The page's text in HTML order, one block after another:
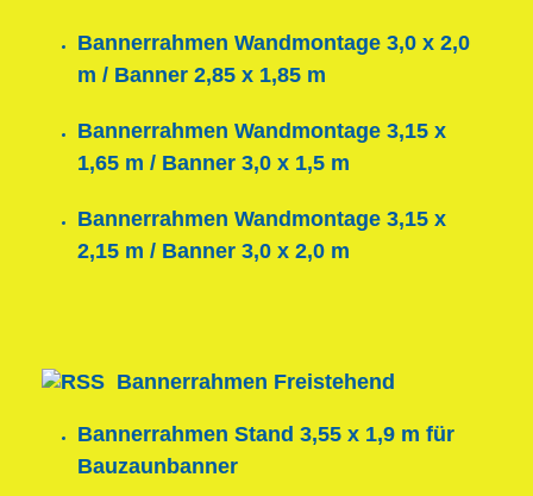
Bannerrahmen Wandmontage 3,0 x 2,0
m / Banner 2,85 x 1,85 m
Bannerrahmen Wandmontage 3,15 x
1,65 m / Banner 3,0 x 1,5 m
Bannerrahmen Wandmontage 3,15 x
2,15 m / Banner 3,0 x 2,0 m
Bannerrahmen Freistehend
Bannerrahmen Stand 3,55 x 1,9 m für
Bauzaunbanner